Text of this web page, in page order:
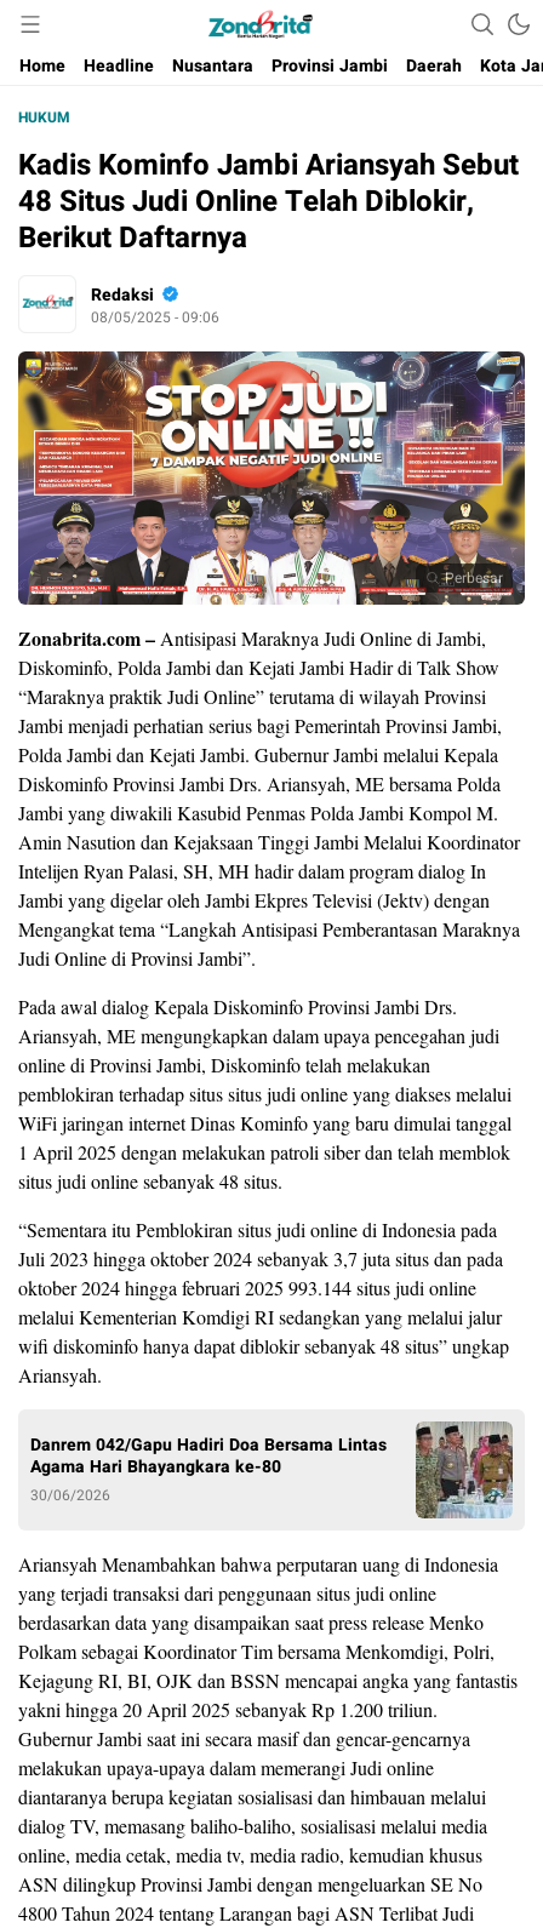
Berita Harian Negeri
Home
Headline Nusantara Provinsi Jambi Daerah Kota
HUKUM
Kadis Kominfo Jambi Ariansyah Sebut
48 Situs Judi Online Telah Diblokir,
Berikut Daftarnya
Redaksi
08/05/2025 - 09:06
Perbesar
Zonabrita.com – Antisipasi Maraknya Judi Online di Jambi,
Diskominfo, Polda Jambi dan Kejati Jambi Hadir di Talk Show
“Maraknya praktik Judi Online” terutama di wilayah Provinsi
Jambi menjadi perhatian serius bagi Pemerintah Provinsi Jambi,
Polda Jambi dan Kejati Jambi. Gubernur Jambi melalui Kepala
Diskominfo Provinsi Jambi Drs. Ariansyah, ME bersama Polda
Jambi yang diwakili Kasubid Penmas Polda Jambi Kompol M.
Amin Nasution dan Kejaksaan Tinggi Jambi Melalui Koordinator
Intelijen Ryan Palasi, SH, MH hadir dalam program dialog In
Jambi yang digelar oleh Jambi Ekpres Televisi (Jektv) dengan
Mengangkat tema “Langkah Antisipasi Pemberantasan Maraknya
Judi Online di Provinsi Jambi”.
Pada awal dialog Kepala Diskominfo Provinsi Jambi Drs.
Ariansyah, ME mengungkapkan dalam upaya pencegahan judi
online di Provinsi Jambi, Diskominfo telah melakukan
pemblokiran terhadap situs situs judi online yang diakses melalui
WiFi jaringan internet Dinas Kominfo yang baru dimulai tanggal
1 April 2025 dengan melakukan patroli siber dan telah memblok
situs judi online sebanyak 48 situs.
“Sementara itu Pemblokiran situs judi online di Indonesia pada
Juli 2023 hingga oktober 2024 sebanyak 3,7 juta situs dan pada
oktober 2024 hingga februari 2025 993.144 situs judi online
melalui Kementerian Komdigi RI sedangkan yang melalui jalur
wifi diskominfo hanya dapat diblokir sebanyak 48 situs” ungkap
Ariansyah.
Danrem 042/Gapu Hadiri Doa Bersama Lintas
Agama Hari Bhayangkara ke-80
30/06/2026
Ariansyah Menambahkan bahwa perputaran uang di Indonesia
yang terjadi transaksi dari penggunaan situs judi online
berdasarkan data yang disampaikan saat press release Menko
Polkam sebagai Koordinator Tim bersama Menkomdigi, Polri,
Kejagung RI, BI, OJK dan BSSN mencapai angka yang fantastis
yakni hingga 20 April 2025 sebanyak Rp 1.200 triliun.
Gubernur Jambi saat ini secara masif dan gencar-gencarnya
melakukan upaya-upaya dalam memerangi Judi online
diantaranya berupa kegiatan sosialisasi dan himbauan melalui
dialog TV, memasang baliho-baliho, sosialisasi melalui media
online, media cetak, media tv, media radio, kemudian khusus
ASN dilingkup Provinsi Jambi dengan mengeluarkan SE No
4800 Tahun 2024 tentang Larangan bagi ASN Terlibat Judi